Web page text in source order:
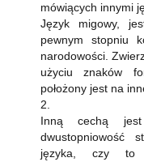
mówiących innymi
Język migowy,
pewnym stopniu
narodowości.
użyciu znaków
położony jest na
2.
Inną cechą
dwustopniowość
języka, czy to